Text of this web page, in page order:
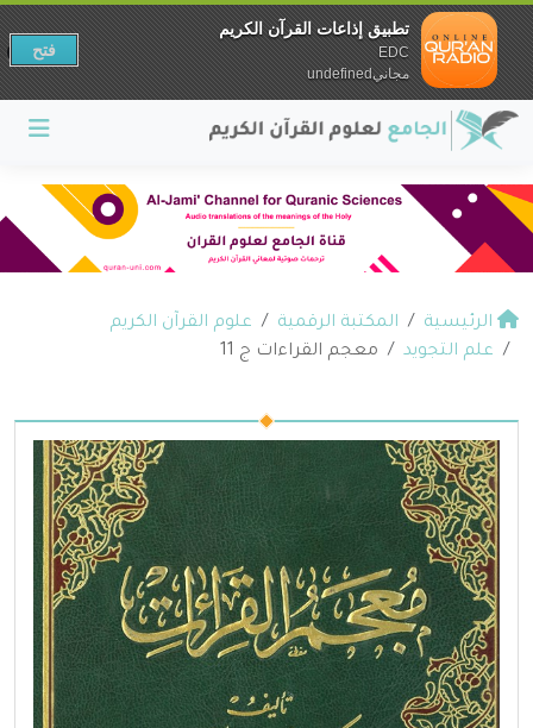
الرئيسية المكتبة الرقمية
علوم القرآن الكريم
علم التجويد
معجم القراءات ج 11
تطبيق إذاعات القرآن الكريم
EDC
مجانيundefined
فتح